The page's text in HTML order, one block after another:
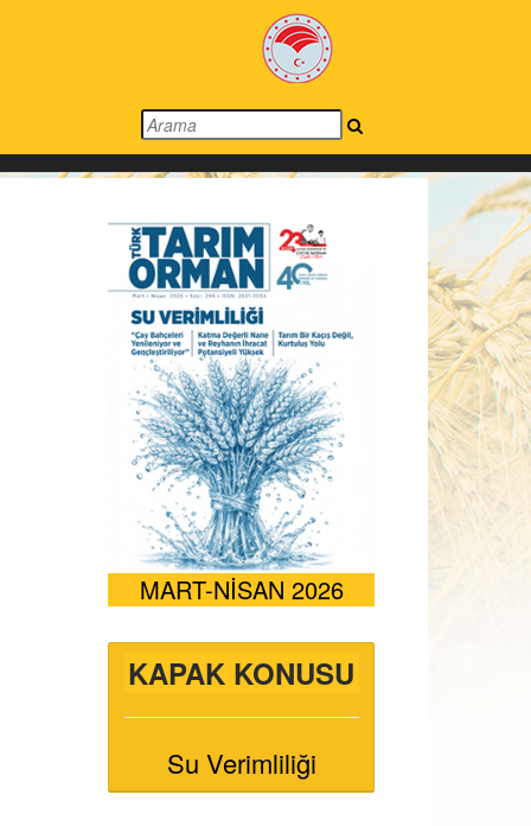
MART-NİSAN 2026
KAPAK KONUSU
Su Verimliliği